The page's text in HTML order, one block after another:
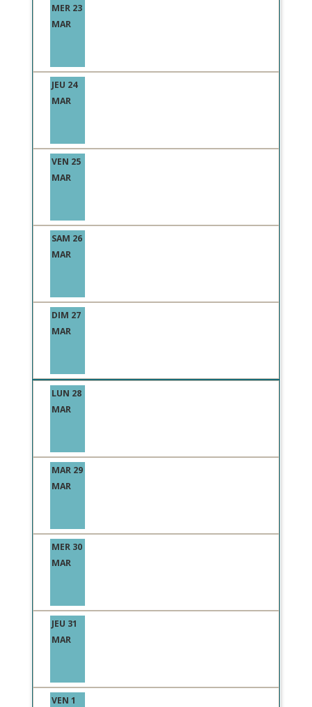
MER 23
MAR
JEU 24
MAR
VEN 25
MAR
SAM 26
MAR
DIM 27
MAR
LUN 28
MAR
MAR 29
MAR
MER 30
MAR
JEU 31
MAR
VEN 1